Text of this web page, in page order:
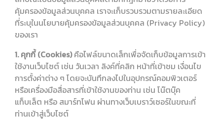
คุ้มครองข้อมูลส่วนบุคคล เราจะเก็บรวบรวมตามรายละเอียด
ที่ระบุในนโยบายคุ้มครองข้อมูลส่วนบุคคล (Privacy Policy)
ของเรา
1. คุกกี้ (Cookies)คือไฟล์ขนาดเล็กเพื่อจัดเก็บข้อมูลการเข้า
ใช้งานเว็บไซต์ เช่น วันเวลา ลิงค์ที่คลิก หน้าที่เข้าชม เงื่อนไข
การตั้งค่าต่าง ๆ โดยจะบันทึกลงไปในอุปกรณ์คอมพิวเตอร์
หรือเครื่องมือสื่อสารที่เข้าใช้งานของท่าน เช่น โน๊ตบุ๊ค
แท็บเล็ต หรือ สมาร์ทโฟน ผ่านทางเว็บเบราว์เซอร์ในขณะที่
ท่านเข้าสู่เว็บไซต์